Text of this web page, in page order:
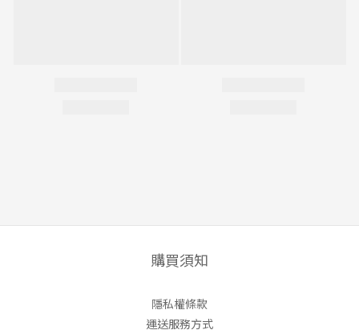
購買須知
隱私權條款
運送服務方式